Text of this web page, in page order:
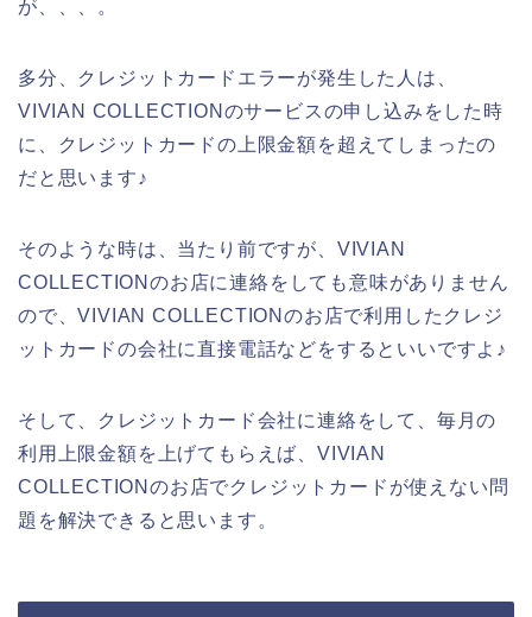
が、、、。
多分、クレジットカードエラーが発生した人は、
VIVIAN COLLECTIONのサービスの申し込みをした時
に、クレジットカードの上限金額を超えてしまったの
だと思います♪
そのような時は、当たり前ですが、VIVIAN
COLLECTIONのお店に連絡をしても意味がありません
ので、VIVIAN COLLECTIONのお店で利用したクレジ
ットカードの会社に直接電話などをするといいですよ♪
そして、クレジットカード会社に連絡をして、毎月の
利用上限金額を上げてもらえば、VIVIAN
COLLECTIONのお店でクレジットカードが使えない問
題を解決できると思います。